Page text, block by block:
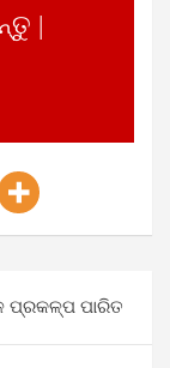
|
ପ୍ରକଳ୍ପ ପାରିତ